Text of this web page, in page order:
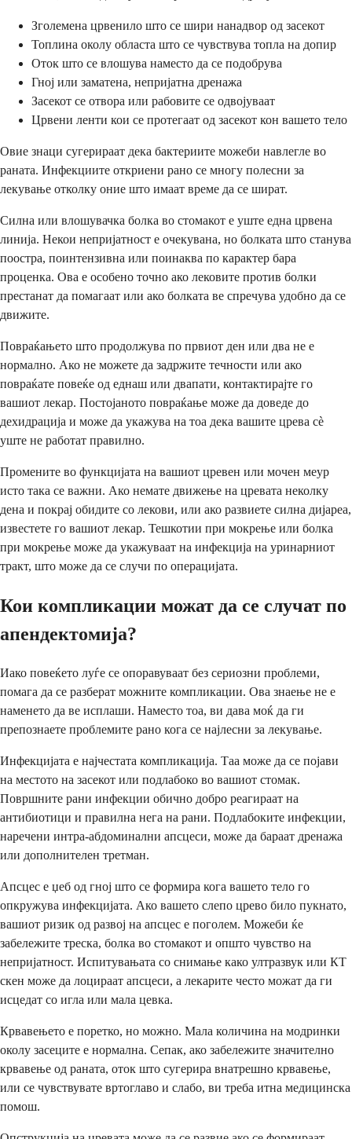
Зголемена црвенило што се шири нанадвор од засекот
Топлина околу областа што се чувствува топла на допир
Оток што се влошува наместо да се подобрува
Гној или заматена, непријатна дренажа
Засекот се отвора или рабовите се одвојуваат
Црвени ленти кои се протегаат од засекот кон вашето тело
Овие знаци сугерираат дека бактериите можеби навлегле во
раната. Инфекциите откриени рано се многу полесни за
лекување отколку оние што имаат време да се шират.
Силна или влошувачка болка во стомакот е уште една црвена
линија. Некои непријатност е очекувана, но болката што станува
поостра, поинтензивна или поинаква по карактер бара
проценка. Ова е особено точно ако лековите против болки
престанат да помагаат или ако болката ве спречува удобно да се
движите.
Повраќањето што продолжува по првиот ден или два не е
нормално. Ако не можете да задржите течности или ако
повраќате повеќе од еднаш или двапати, контактирајте го
вашиот лекар. Постојаното повраќање може да доведе до
дехидрација и може да укажува на тоа дека вашите црева сè
уште не работат правилно.
Промените во функцијата на вашиот цревен или мочен меур
исто така се важни. Ако немате движење на цревата неколку
дена и покрај обидите со лекови, или ако развиете силна дијареа,
известете го вашиот лекар. Тешкотии при мокрење или болка
при мокрење може да укажуваат на инфекција на уринарниот
тракт, што може да се случи по операцијата.
Кои компликации можат да се случат по
апендектомија?
Иако повеќето луѓе се опоравуваат без сериозни проблеми,
помага да се разберат можните компликации. Ова знаење не е
наменето да ве исплаши. Наместо тоа, ви дава моќ да ги
препознаете проблемите рано кога се најлесни за лекување.
Инфекцијата е најчестата компликација. Таа може да се појави
на местото на засекот или подлабоко во вашиот стомак.
Површните рани инфекции обично добро реагираат на
антибиотици и правилна нега на рани. Подлабоките инфекции,
наречени интра-абдоминални апсцеси, може да бараат дренажа
или дополнителен третман.
Апсцес е џеб од гној што се формира кога вашето тело го
опкружува инфекцијата. Ако вашето слепо црево било пукнато,
вашиот ризик од развој на апсцес е поголем. Можеби ќе
забележите треска, болка во стомакот и општо чувство на
непријатност. Испитувањата со снимање како ултразвук или КТ
скен може да лоцираат апсцеси, а лекарите често можат да ги
исцедат со игла или мала цевка.
Крвавењето е поретко, но можно. Мала количина на модринки
околу засеците е нормална. Сепак, ако забележите значително
крвавење од раната, оток што сугерира внатрешно крвавење,
или се чувствувате вртоглаво и слабо, ви треба итна медицинска
помош.